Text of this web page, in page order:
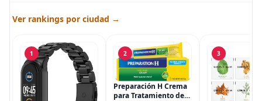
Ver rankings por ciudad →
1 2
Preparación H Crema
para Tratamiento de
3